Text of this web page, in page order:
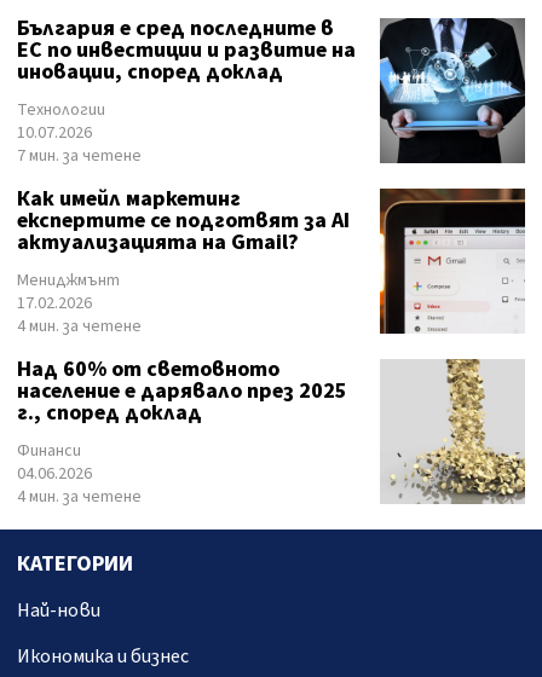
България е сред последните в
ЕС по инвестиции и развитие на
иновации, според доклад
Технологии
10.07.2026
7 мин. за четене
Как имейл маркетинг
експертите се подготвят за AI
актуализацията на Gmail?
Мениджмънт
17.02.2026
4 мин. за четене
Над 60% от световното
население е дарявало през 2025
г., според доклад
Финанси
04.06.2026
4 мин. за четене
КАТЕГОРИИ
Най-нови
Икономика и бизнес